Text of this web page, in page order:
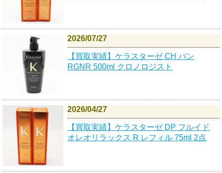
2026/07/27
【買取実績】ケラスターゼ CH バン
RGNR 500ml クロノロジスト
2026/04/27
【買取実績】ケラスターゼ DP フルイド
オレオリラックス R レフィル 75ml 2点